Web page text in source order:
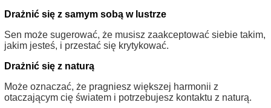
Drażnić się z samym sobą w lustrze
Sen może sugerować, że musisz zaakceptować siebie takim,
jakim jesteś, i przestać się krytykować.
Drażnić się z naturą
Może oznaczać, że pragniesz większej harmonii z
otaczającym cię światem i potrzebujesz kontaktu z naturą.